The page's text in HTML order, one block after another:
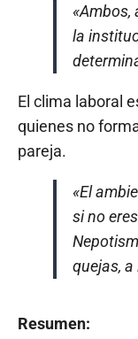
«Ambos,
la
El clima laboral
quienes no
pareja.
«El
si no
quejas, a
Resumen: